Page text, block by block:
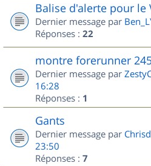
Balise d'alerte pour le
Dernier message par
Réponses : 22
montre forerunner
Dernier message par
16:28
Réponses : 1
Gants
Dernier message par
23:50
Réponses : 7